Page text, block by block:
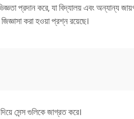
প্রদান করে, যা বিদ্যালয় এবং অন্যান্য
করা হওয়া প্রশ্ন রয়েছে।
সেন্স গুলিকে জাগ্রত করে।